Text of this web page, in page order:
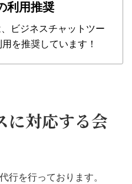
利用推奨
ビジネスチャットツー
を推奨しています！
に対応する会
行を行っております。